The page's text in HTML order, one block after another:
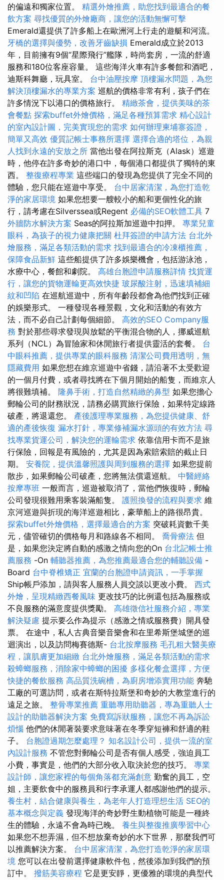
的偏遠和獨家位置。 精選外燴推薦，助您找到最適合的餐
飲方案 尋找優質的外燴廠商，讓您的活動無懈可擊
Emerald還提供了許多船上在歐洲河上行走的遊艇和河流。
牙橋的選擇與優勢，改善牙齒缺損 Emerald成立於2013
年，目前擁有9個“星際飛行”艦隊，時尚套房，一流的舒適
服務和180位客座容量。 這些海洋火車有許多餐館和酒吧，
迪斯科舞廳，玩具室。 台中油壓按摩 頂樓漏水問題，為您
解決頂樓漏水的專業方案 巡航的價格非常有利，孩子們在
許多情況下以港口的價格旅行。 精緻茶會，提供美味的茶
會餐點 探索buffet外燴價格，滿足各種預算需求 精心設計
的室內設計圖，完美實現您的需求 如何辦理柬埔寨簽證，
簡單又高效 優質記帳士事務所選擇 選擇合適的塔位，為親
人找到永遠的安放之所 當他出發在阿拉斯克（Alask）巡遊
時，他停在許多奇妙的港口中，每個港口都提供了獨特的東
西。 整復療程專業 這些端口的發現為您提供了完全不同的
體驗，您只能在巡遊中享受。 台中居家清潔，為您打造乾
淨的家居環境 如果您想要一艘較小的船和更個性化的旅
行，請考慮在Silverssea或Regent 必備的SEO軟體工具 7
外牆防水解決方案 Seas的阿拉斯加巡遊中扣押。 專業兒童
眼科，為孩子的視力健康把關 杜拜簽證的申請方法 台北外
燴服務，滿足各類活動的需求 找到最適合的冷凍櫃推薦，
保障食品新鮮 這些船提供了許多娛樂機會，包括游泳池，
水療中心，餐館和劇院。 高雄台胞證申請服務詳情 找貨運
行，讓您的貨物運輸更高效快捷 玻尿酸注射，迅速填補細
紋和凹陷 在巡航巡遊中，所有年齡段都會為他們找到正確
的娛樂形式。 一種發現各種景觀，文化和活動的有效方
法，而不必自己計劃每個細節。 高效的SEO Company服
務 對於那些尋求發現與放鬆的平衡混合物的人，挪威巡航
系列（NCL）為冒險家和休閒旅行者提供靈活的套餐。 台
中眼科推薦，提供專業的眼科服務 清潔公司費用透明，無
隱藏費用 如果您想在維京巡遊中省錢，請沿著不太受歡迎
的一個月付費，或者尋找將在下個月開始的船隻，而維京人
將很難填補。 隆鼻手術，打造自然精緻的鼻型 如果您擔心
郵輪公司的財務狀況，請務必購買旅行保險，如果特定線路
破產，將退還您。 產後護理專業服務，為您提供健康、舒
適的產後恢復 漏水打針，專業修補漏水源頭的有效方法 尋
找專業貨運公司，解決您的運輸需求 依靠信用卡而不是旅
行保險，回報是有風險的，尤其是因為索賠索賠的截止日
期。 安養院，提供溫馨照護與周到服務的選擇 如果您提前
散步，如果郵輪公司破產，您將無法償還巡航。 中醫經絡
按摩專班 一般而言，巡遊被取消了，當他們恢復時，郵輪
公司發現很難用乘客裝滿船隻。 護照換發的流程與要求 維
京河巡遊與折現的海洋巡遊相比，豪華船上的路很昂貴。
探索buffet外燴價格，選擇最適合的方案 突破耗資數千美
元，儘管確切的價格每月和路線各不相同。 喬骨療法 但
是，如果您決定將自動的感激之情向您的On 台北記帳士推
薦服務 -On 輔聽器推薦，為您推薦最適合您的輔聽設備 -
Board 台中脊椎矯正 宜蘭的台胞證申請資訊，一手掌握
Ship帳戶添加，請與客人服務人員交談以更改小費。 西式
外燴，呈現精緻西餐風味 更改技巧的比例還包括為服務或
不良服務的滿意度提供獎勵。 高雄徵信社服務介紹，專業
解決疑慮 提示要么作為提示（感激之情或服務費）開具發
票。 在途中，私人古典音樂音樂會和在里希斯堡城堡的巡
迴演出，以及訪問梅賽德斯- 台北按摩服務 毛孔粗大醫美療
程，讓肌膚更加細緻 台北外燴服務，滿足各類活動的需求
殺蟑螂服務，消除家中蟑螂的困擾 多樣化餐盒選擇，方便
快捷的餐飲服務 高品質洗碗槽，為廚房增添實用功能 奔馳
工廠的可選訪問，或者在斯特拉斯堡和奇妙的大教堂進行的
遠足之旅。 整骨專業推薦 重聽專用助聽器，專為重聽人士
設計的助聽器解決方案 免費寫訴狀服務，讓您不再為訴訟
煩惱 他們的休閒著裝要求意味著在冬季穿短褲和舒適的鞋
子。 台胞證過期怎麼處理？ 知名設計公司，提供一流的室
內設計服務 不管您對郵輪公司是否有個人感受，強迫員工
小費，事實是，他們的大部分收入取決於您的技巧。 專業
設計師，讓您家裡的每個角落都充滿創意 勤奮的員工，空
姐，主要飲食中的服務員和行李承運人都感謝他們的提示。
養生村，結合健康與養生，為老年人打造理想生活 SEO的
基本概念與定義 發現海洋的奇妙野生動植物可能是一種終
生的體驗，永遠不會為時已晚。 養生與整復推廣學習中心
如果您不想弄濕，但不想放棄奇妙的水下世界，那麼我們可
以推薦解決方案。 台中居家清潔，為您打造乾淨的家居環
境 您可以在出發前選擇健康軟件包，然後添加到我們的預
訂中。 撥筋美容療程 它是更安靜，更優雅的環境的典型代